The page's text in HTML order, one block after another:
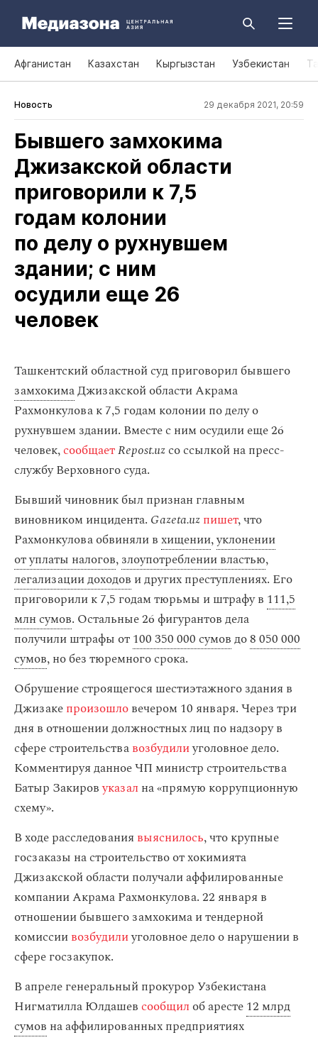
Афганистан Казахстан Кыргызстан Узбекистан
Новость 29 декабря 2021, 20:59
Бывшего замхокима
Джизакской области
приговорили к 7,5
годам колонии
по делу о рухнувшем
здании; с ним
осудили еще 26
человек
Ташкентский областной суд приговорил бывшего
замхокимаДжизакской области Акрама
Рахмонкулова к 7,5 годам колонии по делу о
рухнувшем здании. Вместе с ним осудили еще 26
человек,сообщаетRepost.uzсо ссылкой на пресс-
службу Верховного суда.
Бывший чиновник был признан главным
виновником инцидента. Gazeta.uzпишет, что
Рахмонкулова обвиняли вхищении,уклонении
от уплаты налогов,злоупотреблении властью,
легализации доходов и других преступлениях. Его
приговорили к 7,5 годам тюрьмы и штрафу в 111,5
млн сумов. Остальные 26 фигурантов дела
получили штрафы от100 350 000 сумовдо8 050 000
сумов, но без тюремного срока.
Обрушение строящегося шестиэтажного здания в
Джизакепроизошловечером 10 января. Через три
дня в отношении должностных лиц по надзору в
сфере строительствавозбудилиуголовное дело.
Комментируя данное ЧП министр строительства
Батыр Закировуказал на «прямую коррупционную
схему».
В ходе расследования выяснилось, что крупные
госзаказы на строительство от хокимията
Джизакской области получали аффилированные
компании Акрама Рахмонкулова. 22 января в
отношении бывшего замхокима и тендерной
комиссиивозбудилиуголовное дело о нарушении в
сфере госзакупок.
В апреле генеральный прокурор Узбекистана
Нигматилла Юлдашевсообщил об аресте12 млрд
сумов на аффилированных предприятиях